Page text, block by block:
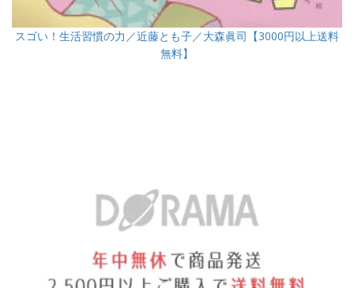
スゴい！生活習慣の力／近藤とも子／大森眞司【3000円以上送料
無料】